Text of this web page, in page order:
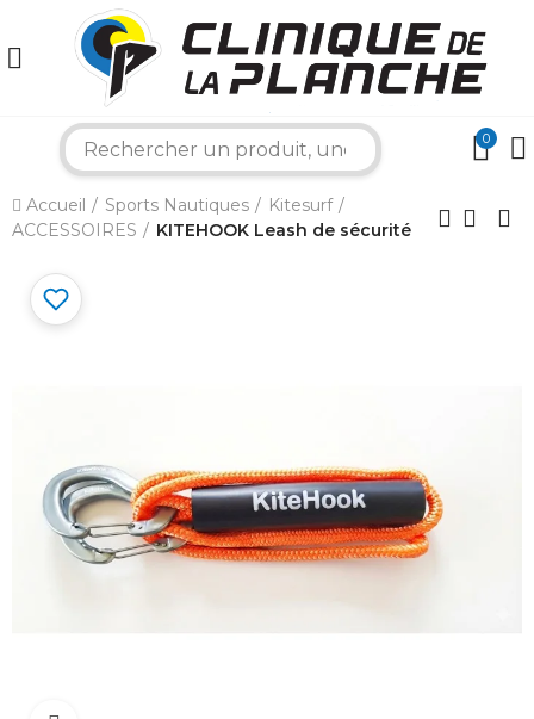
0
Accueil Sports Nautiques
Kitesurf
ACCESSOIRES
KITEHOOK Leash de sécurité